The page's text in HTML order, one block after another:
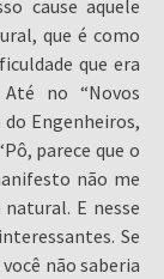
cause aquele
que é como
que era
no “Novos
Engenheiros,
parece que o
não me
E nesse
Se
não saberia